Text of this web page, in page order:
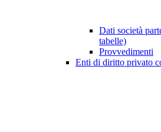
Dati società
tabelle)
Provvedimenti
Enti di diritto privato